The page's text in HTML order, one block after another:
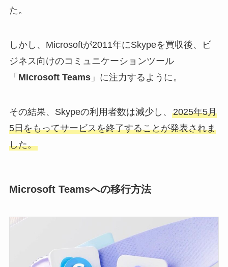
た。
しかし、Microsoftが2011年にSkypeを買収後、ビ
ジネス向けのコミュニケーションツール
「 Microsoft Teams」に注力するように。
その結果、Skypeの利用者数は減少し、 2025年5月
5日をもってサービスを終了することが発表されま
した。
Microsoft Teamsへの移行方法